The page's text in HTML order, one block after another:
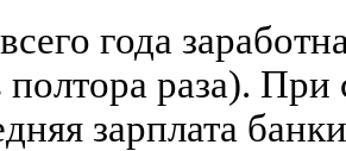
года
полтора раза). При
зарплата